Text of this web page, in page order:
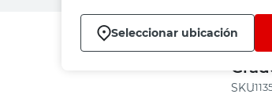
Seleccionar ubicaciónSc
Caja
: